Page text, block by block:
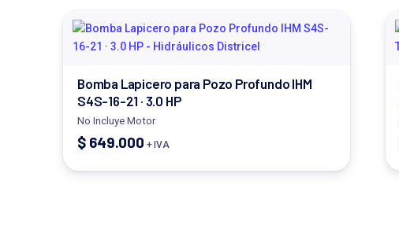
Bomba Lapicero para Pozo Profundo IHM
S4S-16-21 · 3.0 HP
No Incluye Motor
$ 649.000 + IVA